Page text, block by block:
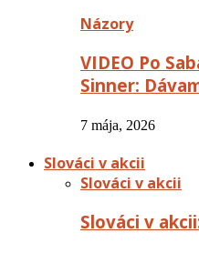
Názory
VIDEO Po
Sinner:
7 mája, 2026
Slováci v akcii
Slováci v akcii
Slováci v